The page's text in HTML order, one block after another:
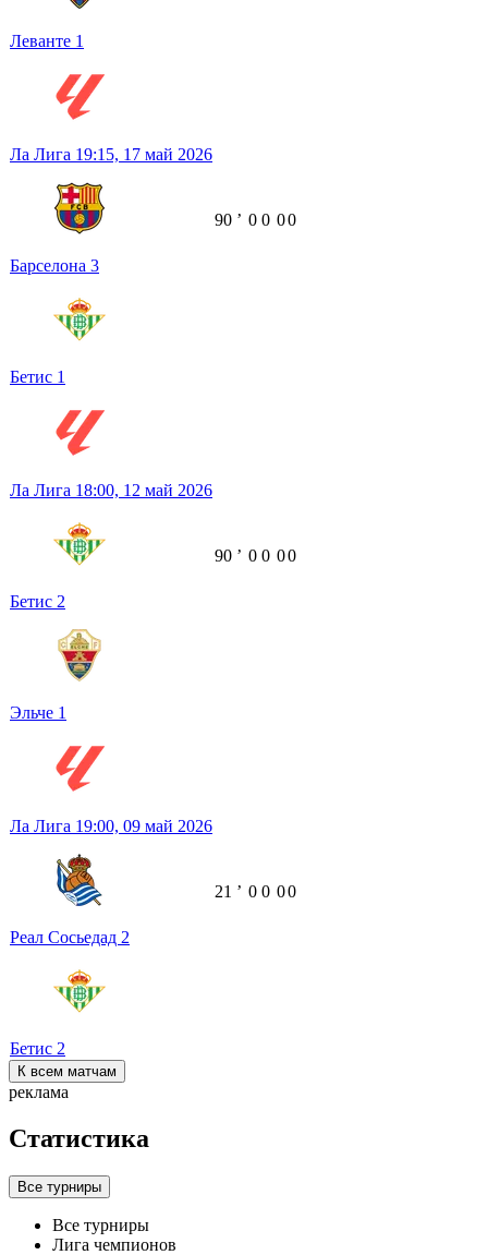
Леванте 1
Ла Лига 19:15, 17 май 2026
Барселона 3
Бетис 1
90 ʼ 0 0 00
Ла Лига 18:00, 12 май 2026
Бетис 2
Эльче 1
90 ʼ 0 0 00
Ла Лига 19:00, 09 май 2026
Реал Сосьедад 2
Бетис 2
21 ʼ 0 0 00
К всем матчам
реклама
Статистика
Все турниры
Все турниры
Лига чемпионов